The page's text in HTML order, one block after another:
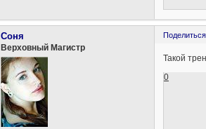
Поделиться
Соня
Верховный Магистр
Такой
0